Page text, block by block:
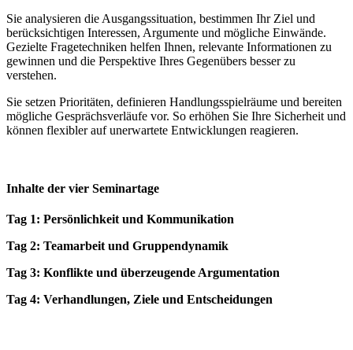
Sie analysieren die Ausgangssituation, bestimmen Ihr Ziel und
berücksichtigen Interessen, Argumente und mögliche Einwände.
Gezielte Fragetechniken helfen Ihnen, relevante Informationen zu
gewinnen und die Perspektive Ihres Gegenübers besser zu
verstehen.
Sie setzen Prioritäten, definieren Handlungsspielräume und bereiten
mögliche Gesprächsverläufe vor. So erhöhen Sie Ihre Sicherheit und
können flexibler auf unerwartete Entwicklungen reagieren.
Inhalte der vier Seminartage
Tag 1: Persönlichkeit und Kommunikation
Tag 2: Teamarbeit und Gruppendynamik
Tag 3: Konflikte und überzeugende Argumentation
Tag 4: Verhandlungen, Ziele und Entscheidungen